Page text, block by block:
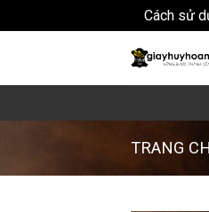
Cách sử
content
TRANG